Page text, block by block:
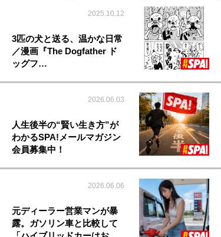
2025.10.12
3匹の犬と送る、温かな日常
／漫画『The Dogfather ド
ッグフ…
2026.06.03
人生後半の“賢い生き方”が
わかるSPA!メールマガジン
会員募集中！
2026.06.06
元ディーラー営業マンが暴
露。ガソリン車と比較して